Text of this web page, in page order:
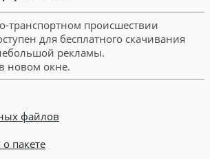
транспортном происшествии
для бесплатного скачивания
рекламы.
новом окне.
файлов
пакете